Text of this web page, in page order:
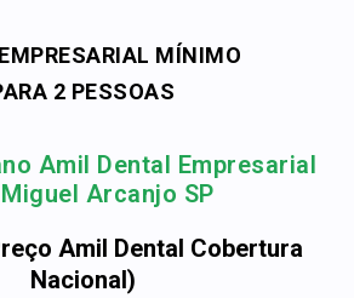
MÍNIMO
2 PESSOAS
Amil Dental Empresarial
Arcanjo SP
Amil Dental Cobertura
Nacional)